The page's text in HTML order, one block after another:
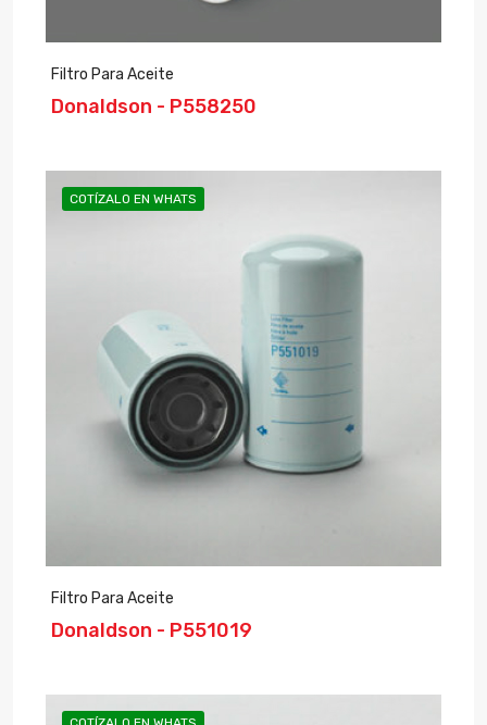
Filtro Para Aceite
Donaldson - P558250
COTÍZALO EN WHATS
Filtro Para Aceite
Donaldson - P551019